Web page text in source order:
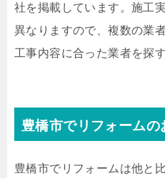
社を掲載しています。施工
異なりますので、複数の業
工事内容に合った業者を探
豊橋市でリフォームの
豊橋市でリフォームは他と